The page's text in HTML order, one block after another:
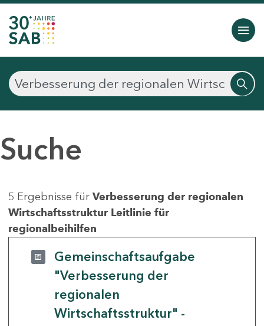
Suche
5 Ergebnisse für Verbesserung der regionalen
Wirtschaftsstruktur Leitlinie für
regionalbeihilfen
Gemeinschaftsaufgabe
"Verbesserung der
regionalen
Wirtschaftsstruktur" -